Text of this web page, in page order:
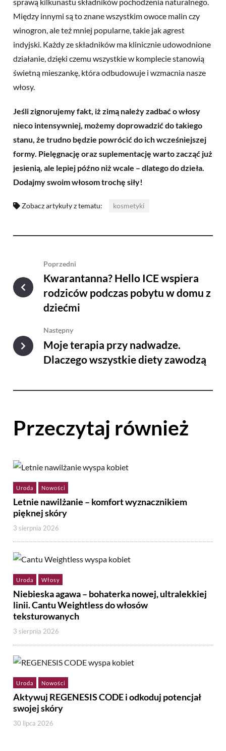
Między innymi są to znane wszystkim owoce malin czy
winogron, ale też mniej popularne, takie jak agrest
indyjski. Każdy ze składników ma klinicznie udowodnione
działanie, dzięki czemu wszystkie w komplecie stanowią
świetną mieszankę, która odbudowuje i wzmacnia nasze
włosy.
Jeśli zignorujemy fakt, iż zimą należy zadbać o włosy
nieco intensywniej, możemy doprowadzić do takiego
stanu, że trudno będzie powrócić do ich wcześniejszej
formy. Pielęgnację oraz suplementację warto zacząć już
jesienią, ale lepiej późno niż wcale – dlatego do dzieła.
Dodajmy swoim włosom trochę siły!
Zobacz artykuły z tematu: kosmetyki
Poprzedni
Kwarantanna? Hello ICE wspiera
rodziców podczas pobytu w domu z
dziećmi
Następny
Moje terapia przy nadwadze.
Dlaczego wszystkie diety zawodzą
Przeczytaj również
Uroda Nowości
Letnie nawilżanie – komfort wyznacznikiem
pięknej skóry
3 sierpnia 2026
Uroda Włosy
Niebieska agawa – bohaterka nowej, ultralekkiej
linii. Cantu Weightless do włosów
teksturowanych
3 sierpnia 2026
Uroda Nowości
Aktywuj REGENESIS CODE i odkoduj potencjał
swojej skóry
30 lipca 2026